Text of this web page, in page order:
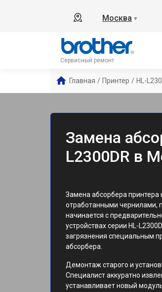
Москва ▼
Сервисный ремонт
Главная / Принтер / HL-
Замена
L2300DR в
Замена абсорбера
отработанными чернилами,
начинается с
устройствах серии HL-
загрязнения специальным
абсорбера.
Демонтаж старого и
Специалист аккуратно
устанавливает новый